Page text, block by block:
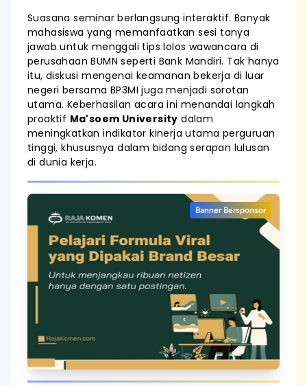
Suasana seminar berlangsung interaktif. Banyak
mahasiswa yang memanfaatkan sesi tanya
jawab untuk menggali tips lolos wawancara di
perusahaan BUMN seperti Bank Mandiri. Tak hanya
itu, diskusi mengenai keamanan bekerja di luar
negeri bersama BP3MI juga menjadi sorotan
utama. Keberhasilan acara ini menandai langkah
proaktif Ma'soem University dalam
meningkatkan indikator kinerja utama perguruan
tinggi, khususnya dalam bidang serapan lulusan
di dunia kerja.
Banner Bersponsor